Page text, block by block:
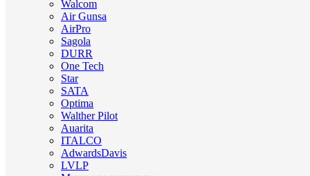
Walcom
Air Gunsa
AirPro
Sagola
DURR
One Tech
Star
SATA
Optima
Walther Pilot
Auarita
ITALCO
AdwardsDavis
LVLP